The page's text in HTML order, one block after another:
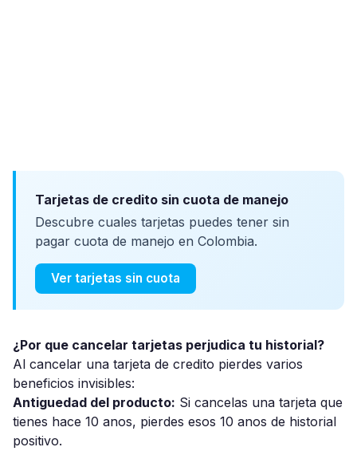
Tarjetas de credito sin cuota de manejo
Descubre cuales tarjetas puedes tener sin
pagar cuota de manejo en Colombia.
Ver tarjetas sin cuota
¿Por que cancelar tarjetas perjudica tu historial?
Al cancelar una tarjeta de credito pierdes varios
beneficios invisibles:
Antiguedad del producto: Si cancelas una tarjeta que
tienes hace 10 anos, pierdes esos 10 anos de historial
positivo.